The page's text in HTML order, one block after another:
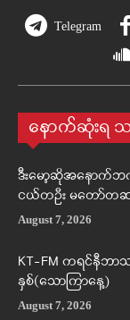
Telegram
နောက်ဆုံးရ သ
ဒီးမော့ဆိုအနောက်ဘက်
ငယ်တဦး မတော်တ
August 7, 2026
KT-FM ကရင်နီဘ
နှစ်(သောကြာနေ့)
August 7, 2026